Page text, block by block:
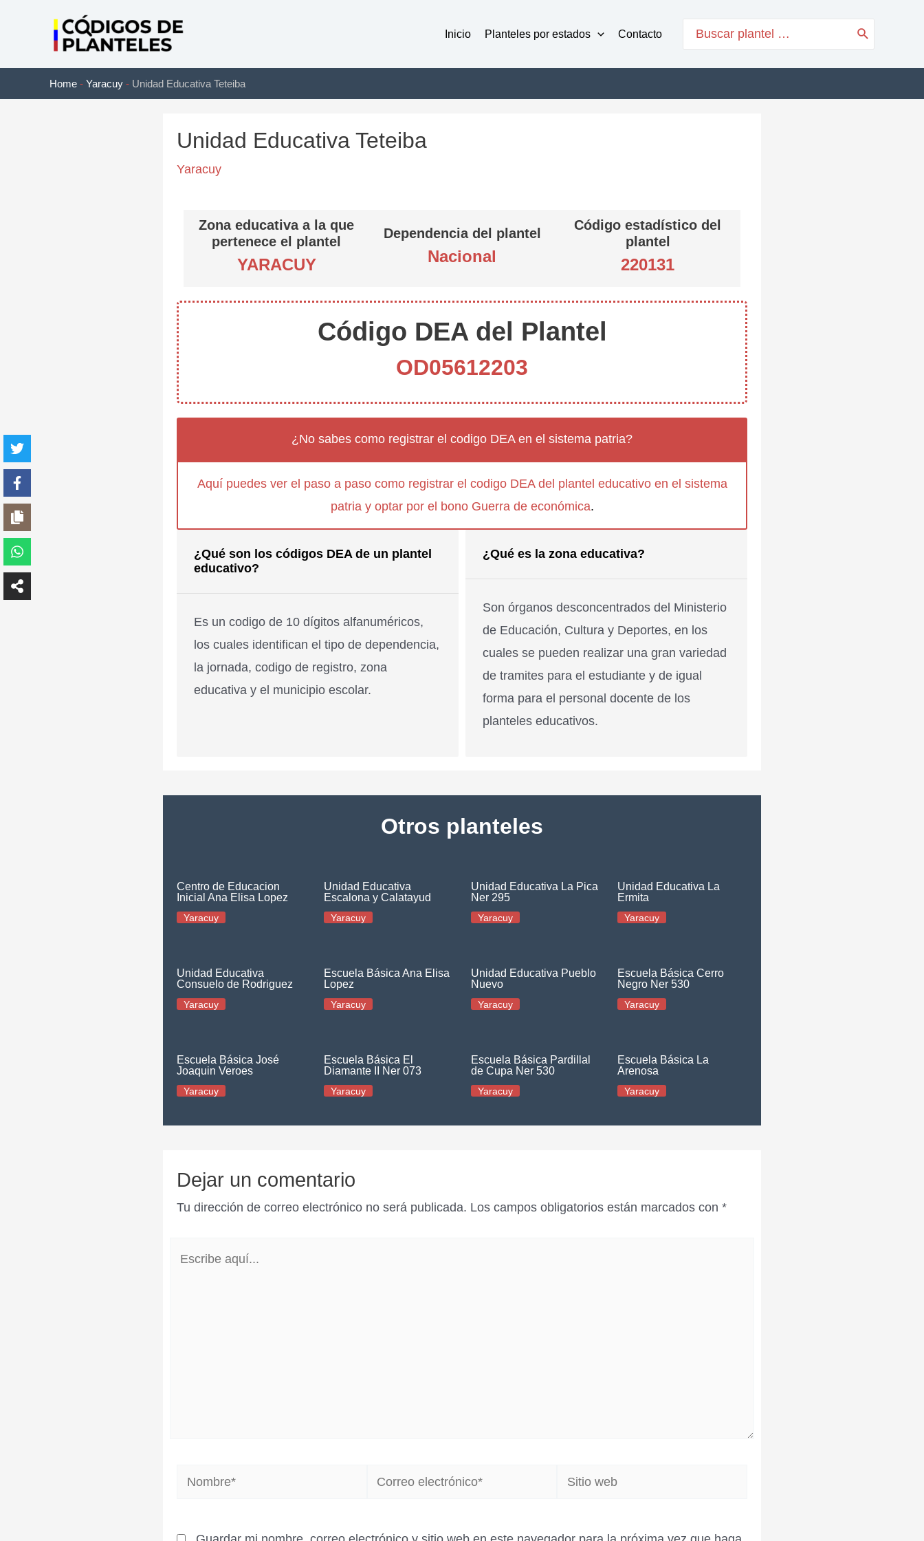
Inicio Planteles por estados Contacto
for:
Home - Yaracuy - Unidad Educativa Teteiba
Unidad Educativa Teteiba
Yaracuy
Zona educativa a la que
pertenece el plantel
YARACUY
Dependencia del plantel
Nacional
Código estadístico del
plantel
220131
Código DEA del Plantel
OD05612203
¿No sabes como registrar el codigo DEA en el sistema patria?
Aquí puedes ver el paso a paso como registrar el codigo DEA del plantel educativo en el sistema
patria y optar por el bono Guerra de económica.
¿Qué son los códigos DEA de un plantel
educativo?
Es un codigo de 10 dígitos alfanuméricos,
los cuales identifican el tipo de dependencia,
la jornada, codigo de registro, zona
educativa y el municipio escolar.
¿Qué es la zona educativa?
Son órganos desconcentrados del Ministerio
de Educación, Cultura y Deportes, en los
cuales se pueden realizar una gran variedad
de tramites para el estudiante y de igual
forma para el personal docente de los
planteles educativos.
Otros planteles
Centro de Educacion
Inicial Ana Elisa Lopez
Yaracuy
Unidad Educativa
Escalona y Calatayud
Yaracuy
Unidad Educativa La Pica
Ner 295
Yaracuy
Unidad Educativa La
Ermita
Yaracuy
Unidad Educativa
Consuelo de Rodriguez
Yaracuy
Escuela Básica Ana Elisa
Lopez
Yaracuy
Unidad Educativa Pueblo
Nuevo
Yaracuy
Escuela Básica Cerro
Negro Ner 530
Yaracuy
Escuela Básica José
Joaquin Veroes
Yaracuy
Escuela Básica El
Diamante II Ner 073
Yaracuy
Escuela Básica Pardillal
de Cupa Ner 530
Yaracuy
Escuela Básica La
Arenosa
Yaracuy
Dejar un comentario
Tu dirección de correo electrónico no será publicada. Los campos obligatorios están marcados con *
Nombre*
Correo
Sitio